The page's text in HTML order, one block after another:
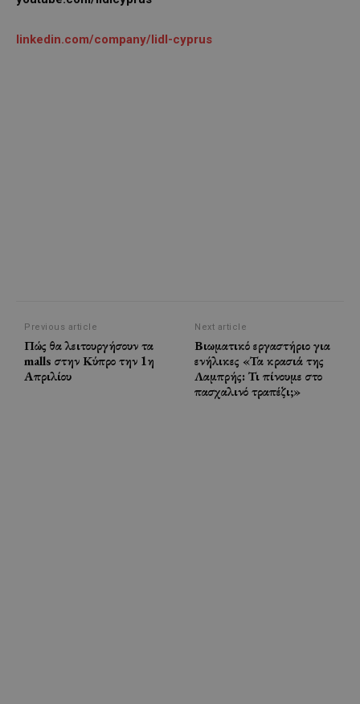
linkedin.com/company/lidl-cyprus
Previous article
Πώς θα λειτουργήσουν τα
malls στην Κύπρο την 1η
Απριλίου
Next article
Βιωματικό εργαστήριο για
ενήλικες «Τα κρασιά της
Λαμπρής: Τι πίνουμε στο
πασχαλινό τραπέζι;»